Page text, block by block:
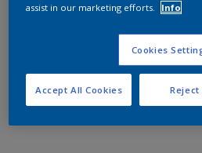
assist in our marketing efforts.
Info
Cookies
Reject
Accept All Cookies